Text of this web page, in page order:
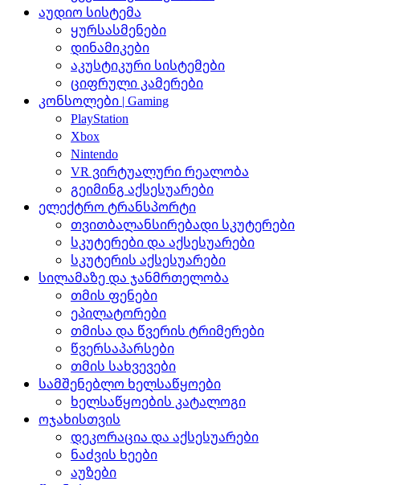
აუდიო სისტემა
ყურსასმენები
დინამიკები
აკუსტიკური სისტემები
ციფრული კამერები
კონსოლები | Gaming
PlayStation
Xbox
Nintendo
VR ვირტუალური რეალობა
გეიმინგ აქსესუარები
ელექტრო ტრანსპორტი
თვითბალანსირებადი სკუტერები
სკუტერები და აქსესუარები
სკუტერის აქსესუარები
სილამაზე და ჯანმრთელობა
თმის ფენები
ეპილატორები
თმისა და წვერის ტრიმერები
წვერსაპარსები
თმის სახვევები
სამშენებლო ხელსაწყოები
ხელსაწყოების კატალოგი
ოჯახისთვის
დეკორაცია და აქსესუარები
ნაძვის ხეები
აუზები